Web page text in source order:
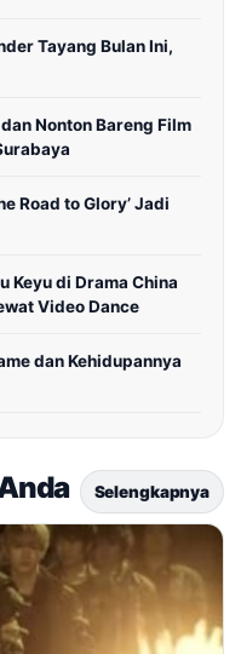
Tayang Bulan Ini,
Nonton Bareng Film
Road to Glory’ Jadi
Keyu di Drama China
Video Dance
dan Kehidupannya
Selengkapnya